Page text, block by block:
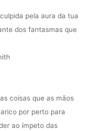
pela aura da tua
dos fantasmas que
coisas que as mãos
por perto para
ao ímpeto das